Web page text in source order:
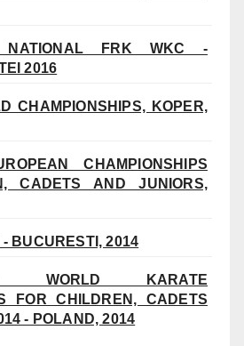
NATIONAL FRK WKC -
2016
CHAMPIONSHIPS, KOPER,
CHAMPIONSHIPS
CADETS AND JUNIORS,
BUCURESTI, 2014
WORLD KARATE
FOR CHILDREN, CADETS
- POLAND, 2014